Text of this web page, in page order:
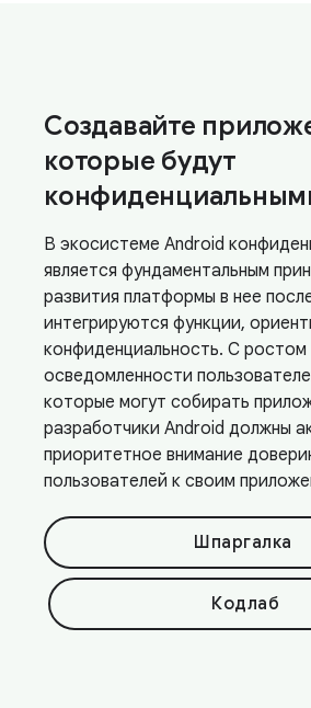
Создавайте
которые будут
В экосистеме Android
является фундаментальным
развития платформы в нее
интегрируются функции,
конфиденциальность. С ростом
осведомленности
которые могут собирать
разработчики Android должны
приоритетное внимание
пользователей к своим
Шпаргалка
Кодлаб